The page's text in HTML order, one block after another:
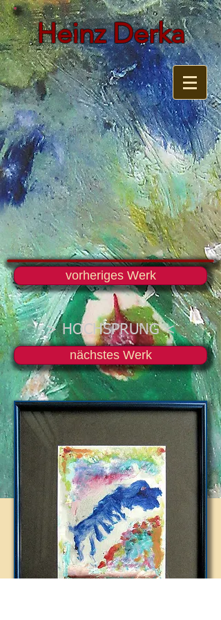
Heinz Derka
> HOCHSPRUNG <
vorheriges Werk
nächstes Werk